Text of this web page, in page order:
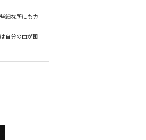
細な所にも力
自分の曲が国